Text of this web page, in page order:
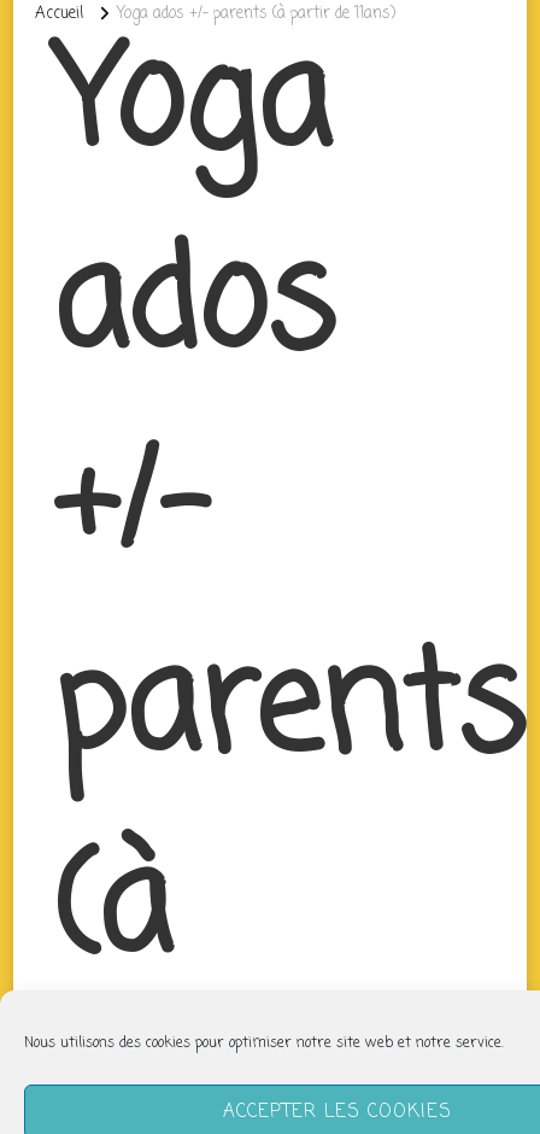
Nous utilisons des cookies pour optimiser notre site web et notre service.
ACCEPTER LES COOKIES
Accueil Yoga ados +/- parents (à partir de 11ans)
Yoga
ados
+/-
parents
(à